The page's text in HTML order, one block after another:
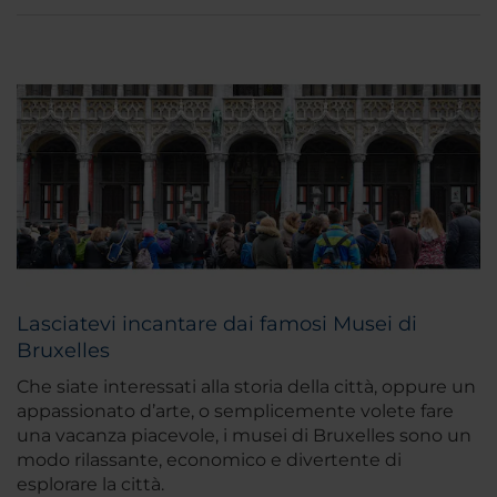
Lasciatevi incantare dai famosi Musei di
Bruxelles
Che siate interessati alla storia della città, oppure un
appassionato d’arte, o semplicemente volete fare
una vacanza piacevole, i musei di Bruxelles sono un
modo rilassante, economico e divertente di
esplorare la città.